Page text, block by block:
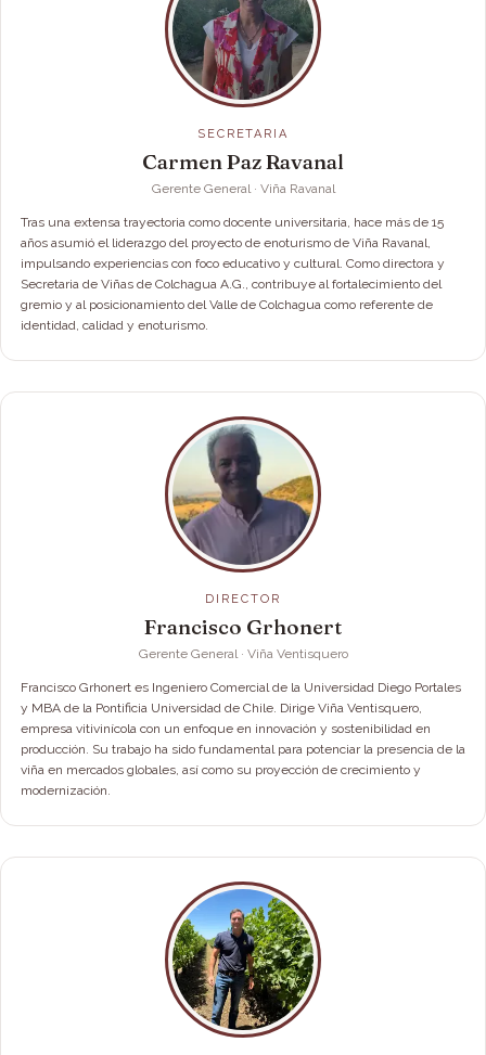
SECRETARIA
Carmen Paz Ravanal
Gerente General · Viña Ravanal
Tras una extensa trayectoria como docente universitaria, hace más de 15
años asumió el liderazgo del proyecto de enoturismo de Viña Ravanal,
impulsando experiencias con foco educativo y cultural. Como directora y
Secretaria de Viñas de Colchagua A.G., contribuye al fortalecimiento del
gremio y al posicionamiento del Valle de Colchagua como referente de
identidad, calidad y enoturismo.
DIRECTOR
Francisco Grhonert
Gerente General · Viña Ventisquero
Francisco Grhonert es Ingeniero Comercial de la Universidad Diego Portales
y MBA de la Pontificia Universidad de Chile. Dirige Viña Ventisquero,
empresa vitivinícola con un enfoque en innovación y sostenibilidad en
producción. Su trabajo ha sido fundamental para potenciar la presencia de la
viña en mercados globales, así como su proyección de crecimiento y
modernización.